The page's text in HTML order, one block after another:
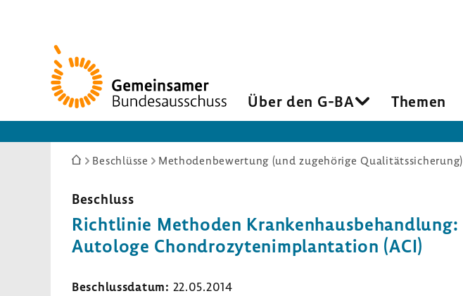
Zur
Startseite
Über den G-BA Themen
Sie
hier:
Beschlüsse Methodenbewertung (und zugehörige Qualitätssicherung)
Beschluss
Richtlinie Methoden Krankenhausbehandlung:
Autologe Chondrozytenimplantation (ACI)
Beschlussdatum: 22.05.2014